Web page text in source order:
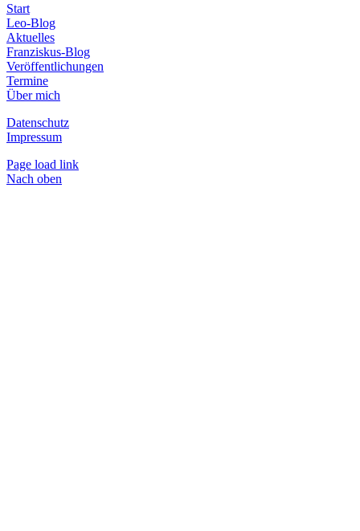
Start
Leo-Blog
Aktuelles
Franziskus-Blog
Veröffentlichungen
Termine
Über mich
Datenschutz
Impressum
Page load link
Nach oben